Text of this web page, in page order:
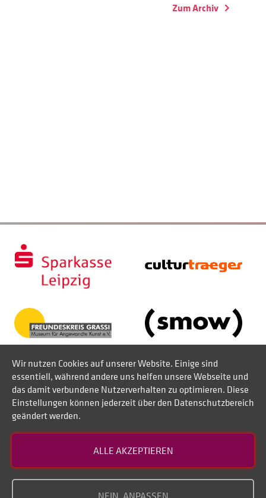
Zum Archiv
Impressum
Wir nutzen Cookies auf unserer Website. Einige sind
essentiell, während andere uns helfen unsere Webseite und
das damit verbundene Nutzerverhalten zu optimieren. Diese
Einstellungen können jederzeit über den Datenschutzbereich
geändert werden.
ALLE AKZEPTIEREN